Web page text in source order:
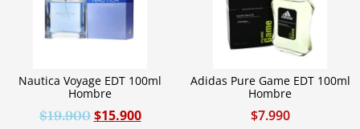
Nautica Voyage EDT 100ml
Hombre
$19.900 $15.900
Adidas Pure Game EDT 100ml
Hombre
$7.990